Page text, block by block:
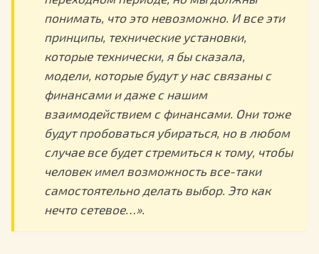
понимать, что это невозможно. И все эти
принципы, технические установки,
которые технически, я бы сказала,
модели, которые будут у нас связаны с
финансами и даже с нашим
взаимодействием с финансами. Они тоже
будут пробоваться убираться, но в любом
случае все будет стремиться к тому, чтобы
человек имел возможность все-таки
самостоятельно делать выбор. Это как
нечто сетевое…».